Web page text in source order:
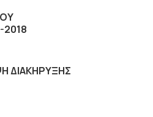
2018
ΔΙΑΚΗΡΥΞΗΣ